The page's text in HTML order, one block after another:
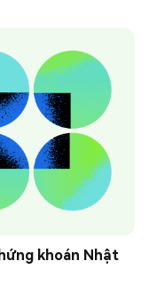
khoán Nhật